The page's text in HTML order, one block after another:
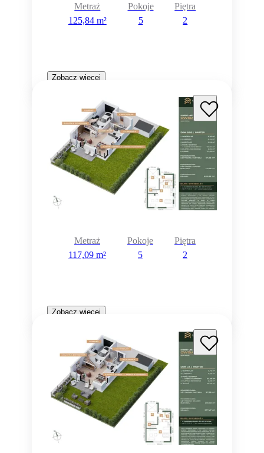
Metraż
125,84 m²
Pokoje
5
Piętra
2
Zobacz więcej
Metraż
117,09 m²
Pokoje
5
Piętra
2
Zobacz więcej